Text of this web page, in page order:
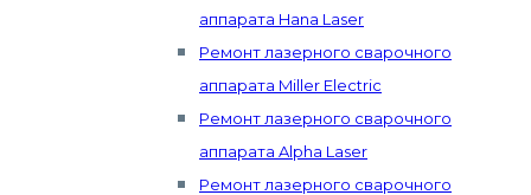
аппарата Hana Laser
Ремонт лазерного сварочного
аппарата Miller Electric
Ремонт лазерного сварочного
аппарата Alpha Laser
Ремонт лазерного сварочного